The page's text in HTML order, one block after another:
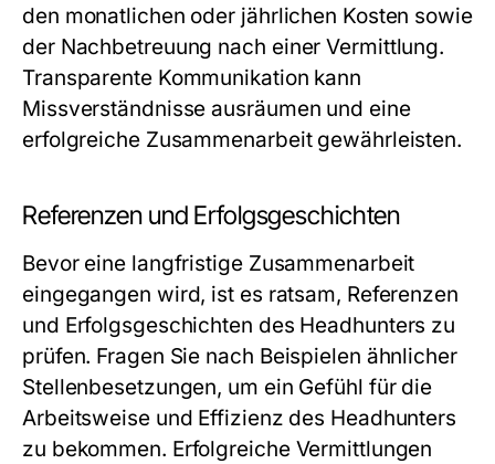
den monatlichen oder jährlichen Kosten sowie
der Nachbetreuung nach einer Vermittlung.
Transparente Kommunikation kann
Missverständnisse ausräumen und eine
erfolgreiche Zusammenarbeit gewährleisten.
Referenzen und Erfolgsgeschichten
Bevor eine langfristige Zusammenarbeit
eingegangen wird, ist es ratsam, Referenzen
und Erfolgsgeschichten des Headhunters zu
prüfen. Fragen Sie nach Beispielen ähnlicher
Stellenbesetzungen, um ein Gefühl für die
Arbeitsweise und Effizienz des Headhunters
zu bekommen. Erfolgreiche Vermittlungen